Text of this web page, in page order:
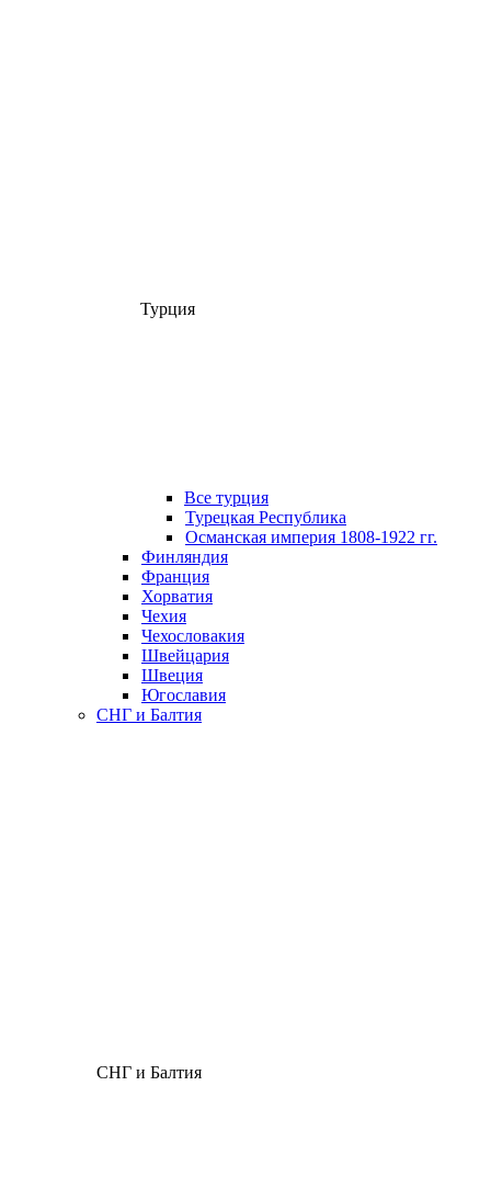
Турция
Все турция
Турецкая Республика
Османская империя 1808-1922 гг.
Финляндия
Франция
Хорватия
Чехия
Чехословакия
Швейцария
Швеция
Югославия
СНГ и Балтия
СНГ и Балтия